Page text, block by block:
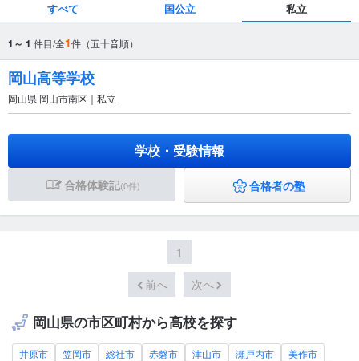
市区町村
駅・路線から探す
すべて 国公立 私立
1～ 1 件目/全1件（五十音順）
岡山高等学校
岡山県 岡山市南区｜私立
学校・受験情報
合格体験記(0件) 合格者の塾
1
前へ 次へ
岡山県の市区町村から高校を探す
井原市 笠岡市 総社市 赤磐市 津山市 瀬戸内市
美作市